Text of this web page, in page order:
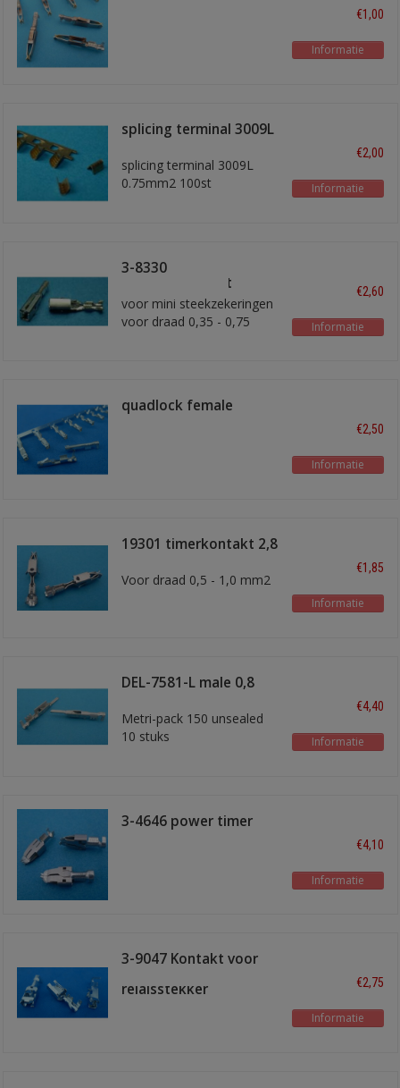
€1,00
Informatie
splicing terminal 3009L
0.75mm2 100st
splicing terminal 3009L
0.75mm2 100st
€2,00
Informatie
3-8330
zekeringkontakt
voor mini steekzekeringen
voor draad 0,35 - 0,75
€2,60
Informatie
quadlock female
€2,50
Informatie
19301 timerkontakt 2,8
Voor draad 0,5 - 1,0 mm2
€1,85
Informatie
DEL-7581-L male 0,8
Metri-pack 150 unsealed
10 stuks
€4,40
Informatie
3-4646 power timer
€4,10
Informatie
3-9047 Kontakt voor
relaisstekker
€2,75
Informatie